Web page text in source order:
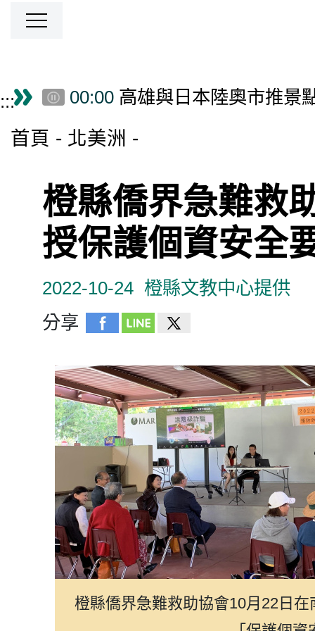
跳到主要內容區塊
:::僑務電子報首頁
00:00 高雄與日本陸奧市推
首頁 北美洲
橙縣僑界急難救
授保護個資安全
2022-10-24 橙縣文教中心提供
分享
橙縣僑界急難救助協會10月22日